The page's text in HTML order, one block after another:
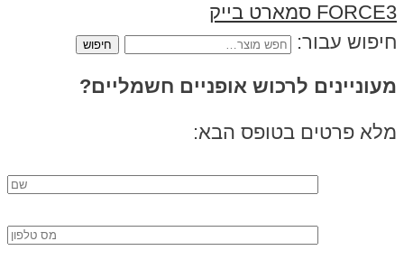
FORCE3 סמארט בייק
חיפוש עבור:
מעוניינים לרכוש אופניים חשמליים?
מלא פרטים בטופס הבא: